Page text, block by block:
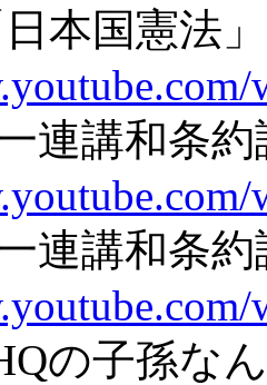
本国憲法
連講和条
連講和条
の子孫な